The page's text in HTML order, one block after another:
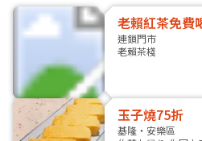
老賴紅茶免費
連鎖門市
老賴茶棧
玉子燒75折
基隆・安樂區